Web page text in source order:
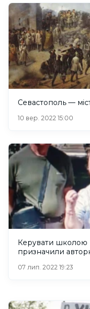
Севастополь —
10 вер. 2022 15:00
Керувати школою
призначили
07 лип. 2022 19:23